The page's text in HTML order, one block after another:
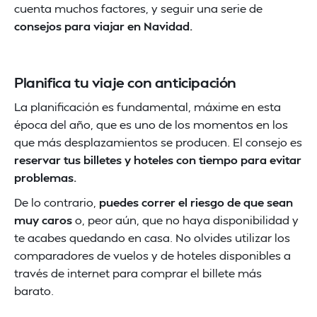
cuenta muchos factores, y seguir una serie de
consejos para viajar en Navidad.
Planifica tu viaje con anticipación
La planificación es fundamental, máxime en esta
época del año, que es uno de los momentos en los
que más desplazamientos se producen. El consejo es
reservar tus billetes y hoteles con tiempo para evitar
problemas.
De lo contrario, puedes correr el riesgo de que sean
muy caroso, peor aún, que no haya disponibilidad y
te acabes quedando en casa. No olvides utilizar los
comparadores de vuelos y de hoteles disponibles a
través de internet para comprar el billete más
barato.